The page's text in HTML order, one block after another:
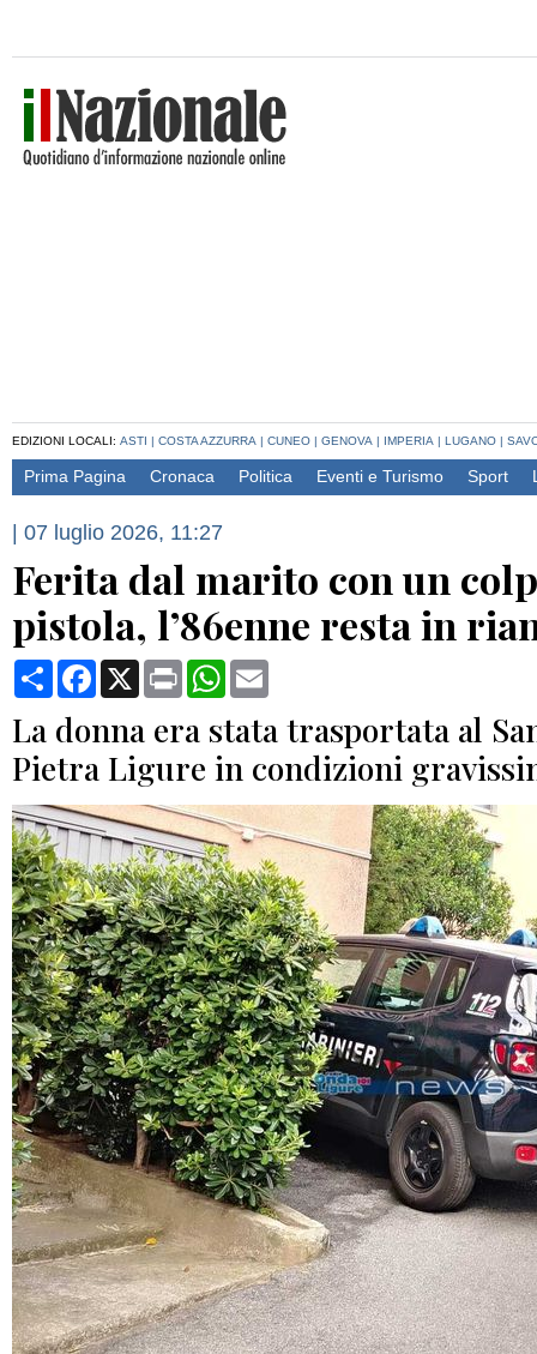
EDIZIONI LOCALI: ASTI | COSTA AZZURRA | CUNEO | GENOVA | IMPERIA | LUGANO |
Prima Pagina Cronaca Politica Eventi e Turismo Sport
| 07 luglio 2026, 11:27
Ferita dal marito con un
pistola, l’86enne resta in
CondividiFacebook
X Print WhatsApp
La donna era stata trasportata al
Pietra Ligure in condizioni